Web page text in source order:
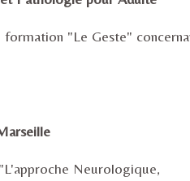
"Le Geste"
Neurologique,